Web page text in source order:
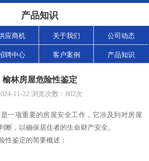
产品知识
应商机 关于我们 公司动态
聘中心 客户案例 产品知识
榆林房屋危险性鉴定
11-22浏览次数： 802次
一项重要的房屋安全工作，它涉及到对房屋
断，以确保居住者的生命财产安全。
性鉴定的简要概述：